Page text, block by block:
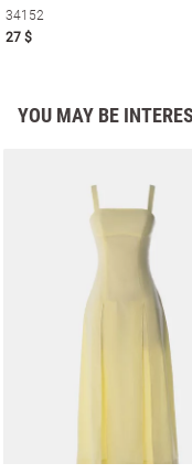
34152
27 $
YOU MAY BE